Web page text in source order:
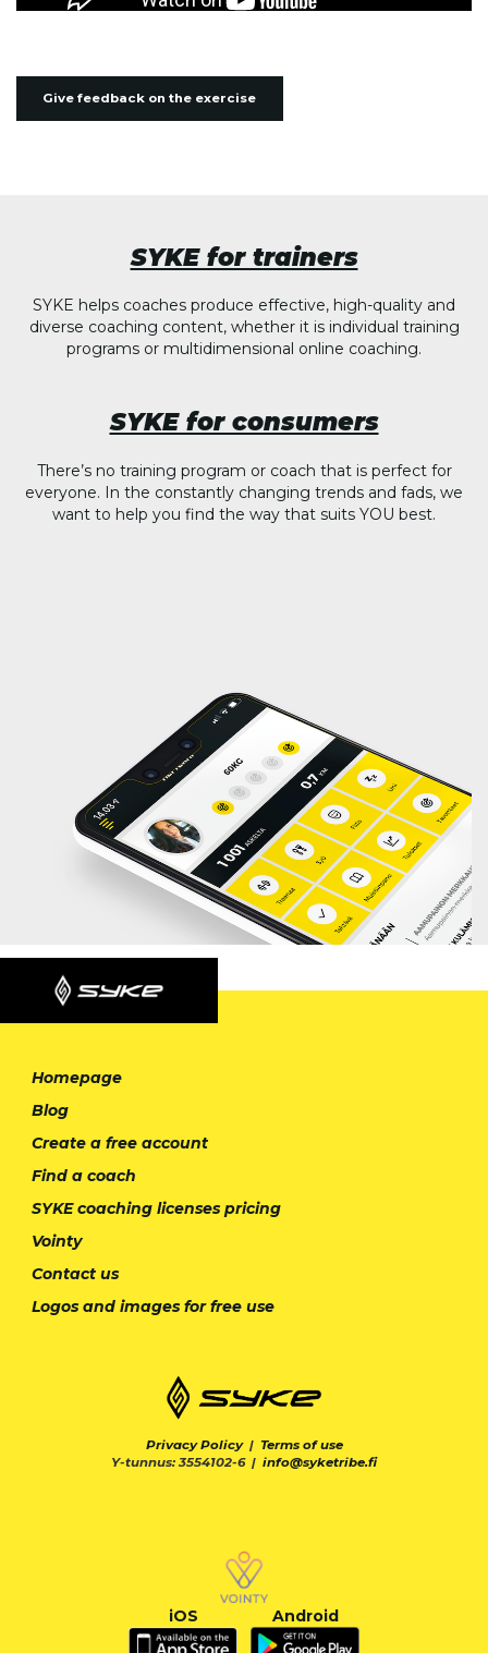
Give feedback on the exercise
SYKE for trainers
SYKE helps coaches produce effective, high-quality and
diverse coaching content, whether it is individual training
programs or multidimensional online coaching.
SYKE for consumers
There’s no training program or coach that is perfect for
everyone. In the constantly changing trends and fads, we
want to help you find the way that suits YOU best.
Homepage
Blog
Create a free account
Find a coach
SYKE coaching licenses pricing
Vointy
Contact us
Logos and images for free use
Privacy Policy| Terms of use
Y-tunnus: 3554102-6 | info@syketribe.fi
iOS Android